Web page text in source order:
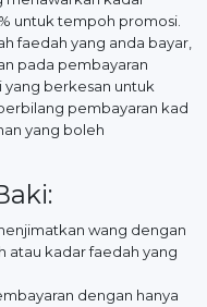
untuk tempoh promosi.
faedah yang anda bayar,
pada pembayaran
yang berkesan untuk
pembayaran kad
yang boleh
wang dengan
atau kadar faedah yang
dengan hanya